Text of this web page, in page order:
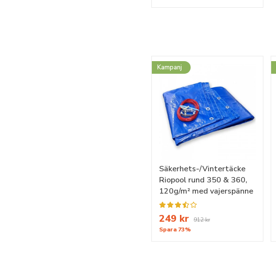
Kampanj
Säkerhets-/Vintertäcke
Riopool rund 350 & 360,
120g/m² med vajerspänne
249 kr
912 kr
Spara 73%